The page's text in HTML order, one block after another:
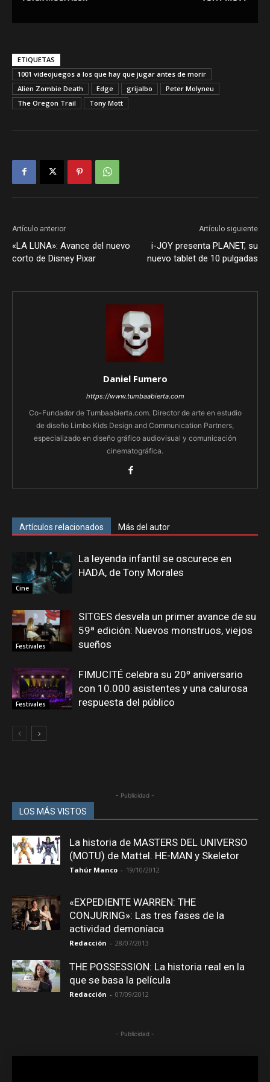
ETIQUETAS
1001 videojuegos a los que hay que jugar antes de morir
Alien Zombie Death
Edge grijalbo
Peter Molyneu
The Oregon Trail
Tony Mott
Artículo anterior
«LA LUNA»: Avance del nuevo
corto de Disney Pixar
Artículo siguiente
i-JOY presenta PLANET, su
nuevo tablet de 10 pulgadas
Daniel Fumero
https://www.tumbaabierta.com
Co-Fundador de Tumbaabierta.com. Director de arte en estudio
de diseño Limbo Kids Design and Communication Partners,
especializado en diseño gráfico audiovisual y comunicación
cinematográfica.
Artículos relacionados Más del autor
Cine
La leyenda infantil se oscurece en
HADA, de Tony Morales
Festivales
SITGES desvela un primer avance de su
59ª edición: Nuevos monstruos, viejos
sueños
Festivales
FIMUCITÉ celebra su 20º aniversario
con 10.000 asistentes y una calurosa
respuesta del público
- Publicidad -
LOS MÁS VISTOS
La historia de MASTERS DEL UNIVERSO
(MOTU) de Mattel. HE-MAN y Skeletor
Tahúr Manco - 19/10/2012
«EXPEDIENTE WARREN: THE
CONJURING»: Las tres fases de la
actividad demoníaca
Redacción - 28/07/2013
THE POSSESSION: La historia real en la
que se basa la película
Redacción - 07/09/2012
- Publicidad -